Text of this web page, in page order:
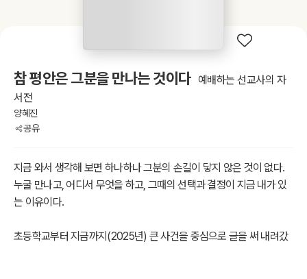
참 평안은 그분을 만나는 것이다 예배하는 선교사의 자
서전
양혜진
공유
지금 와서 생각해 보면 하나하나 그분의 손길이 닿지 않은 것이 없다.
누굴 만나고, 어디서 무엇을 하고, 그때의 선택과 결정이 지금 내가 있
는 이유이다.
초등학교부터 지금까지(2025년) 큰 사건을 중심으로 글을 써 내려갔